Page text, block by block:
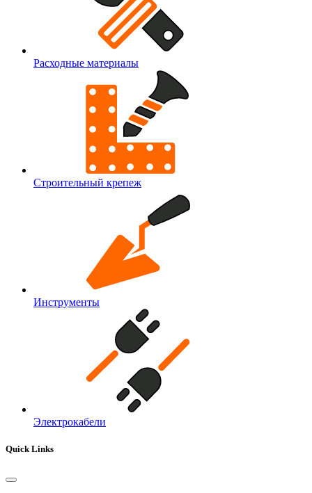
Расходные материалы
Строительный крепеж
Инструменты
Электрокабели
Quick Links